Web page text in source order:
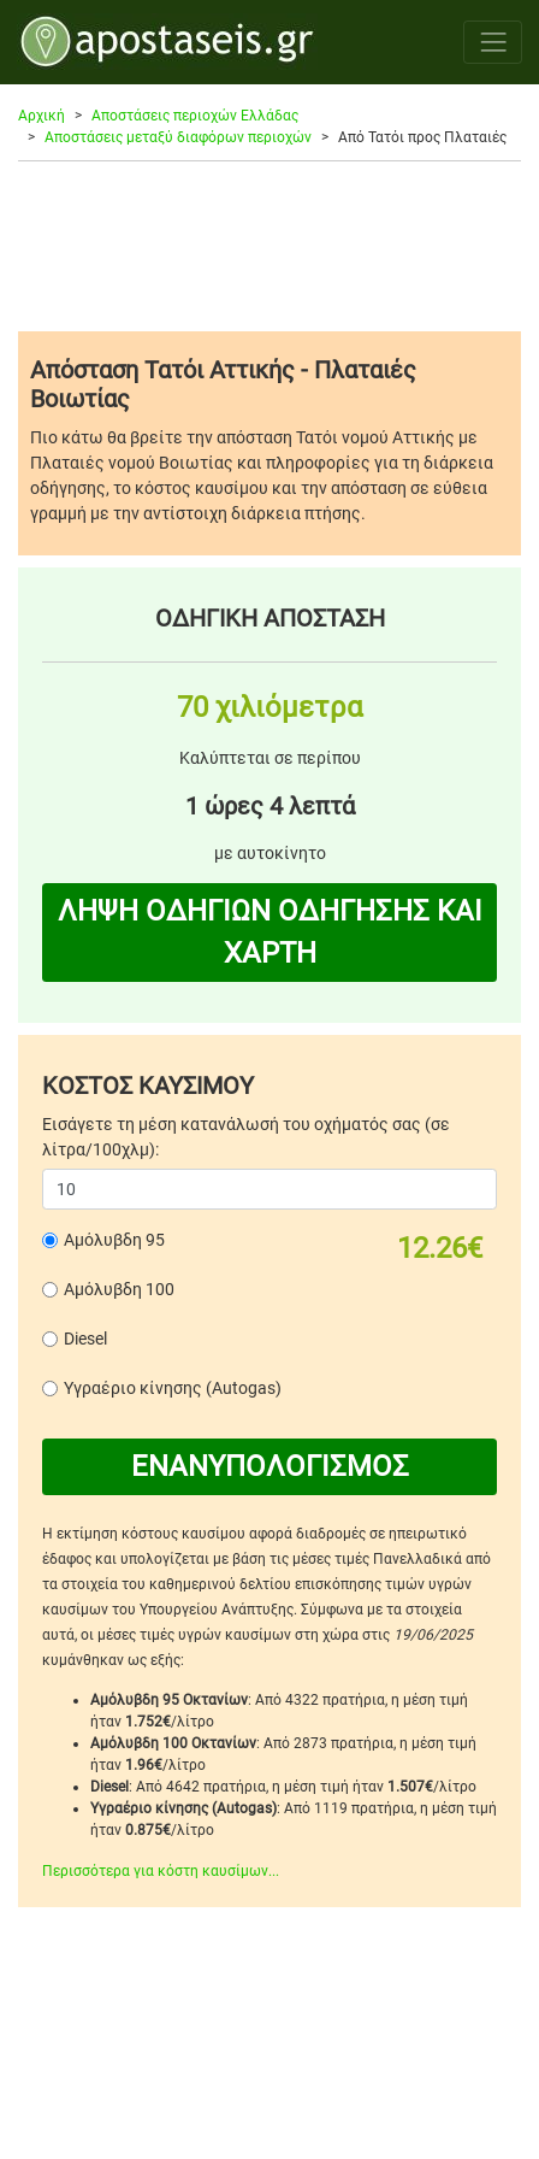
Αρχική
Αποστάσεις περιοχών Ελλάδας
Αποστάσεις μεταξύ διαφόρων περιοχών
Από Τατόι προς Πλαταιές
Απόσταση Τατόι Αττικής - Πλαταιές
Βοιωτίας
Πιο κάτω θα βρείτε την απόσταση Τατόι νομού Αττικής με
Πλαταιές νομού Βοιωτίας και πληροφορίες για τη διάρκεια
οδήγησης, το κόστος καυσίμου και την απόσταση σε εύθεια
γραμμή με την αντίστοιχη διάρκεια πτήσης.
ΟΔΗΓΙΚΗ ΑΠΟΣΤΑΣΗ
70 χιλιόμετρα
Καλύπτεται σε περίπου
1 ώρες 4 λεπτά
με αυτοκίνητο
ΛΗΨΗ ΟΔΗΓΙΩΝ ΟΔΗΓΗΣΗΣ ΚΑΙ
ΧΑΡΤΗ
ΚΟΣΤΟΣ ΚΑΥΣΙΜΟΥ
Εισάγετε τη μέση κατανάλωσή του οχήματός σας (σε
λίτρα/100χλμ):
12.26€
Αμόλυβδη 95
Αμόλυβδη 100
Diesel
Υγραέριο κίνησης (Autogas)
ΕΝΑΝΥΠΟΛΟΓΙΣΜΟΣ
Η εκτίμηση κόστους καυσίμου αφορά διαδρομές σε ηπειρωτικό
έδαφος και υπολογίζεται με βάση τις μέσες τιμές Πανελλαδικά από
τα στοιχεία του καθημερινού δελτίου επισκόπησης τιμών υγρών
καυσίμων του Υπουργείου Ανάπτυξης. Σύμφωνα με τα στοιχεία
αυτά, οι μέσες τιμές υγρών καυσίμων στη χώρα στις 19/06/2025
κυμάνθηκαν ως εξής:
Αμόλυβδη 95 Οκτανίων: Από 4322 πρατήρια, η μέση τιμή
ήταν 1.752€/λίτρο
Αμόλυβδη 100 Οκτανίων: Από 2873 πρατήρια, η μέση τιμή
ήταν 1.96€/λίτρο
Diesel: Από 4642 πρατήρια, η μέση τιμή ήταν 1.507€/λίτρο
Υγραέριο κίνησης (Autogas): Από 1119 πρατήρια, η μέση τιμή
ήταν 0.875€/λίτρο
Περισσότερα για κόστη καυσίμων...